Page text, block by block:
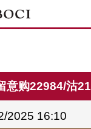
意购22984/沽
2025 16:10